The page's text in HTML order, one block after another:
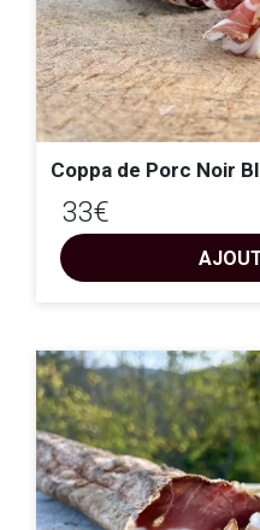
Coppa de Porc Noir
33€